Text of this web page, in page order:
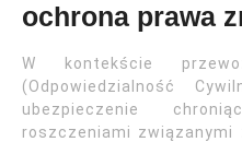
ochrona prawa
W kontekście
(Odpowiedzialność
ubezpieczenie
roszczeniami